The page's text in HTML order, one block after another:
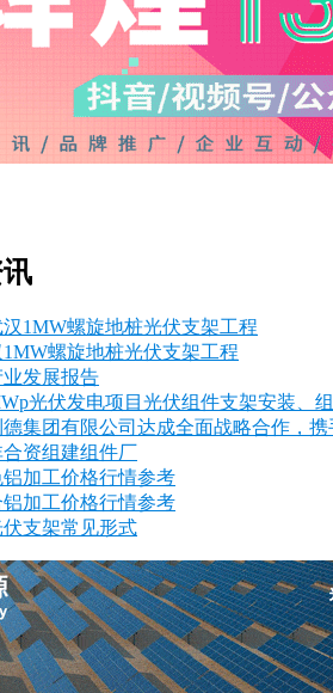
螺旋地桩光伏支架工程
业发展报告
光伏发电项目光伏组件支架安装、
集团有限公司达成全面战略合作，携
资组建组件厂
加工价格行情参考
加工价格行情参考
伏支架常见形式